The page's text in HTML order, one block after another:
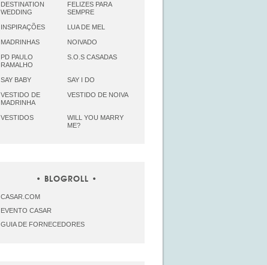
DESTINATION
WEDDING
FELIZES PARA
SEMPRE
INSPIRAÇÕES LUA DE MEL
MADRINHAS NOIVADO
PD PAULO
RAMALHO
S.O.S CASADAS
SAY BABY SAY I DO
VESTIDO DE
MADRINHA
VESTIDO DE NOIVA
VESTIDOS
WILL YOU MARRY
ME?
BLOGROLL
CASAR.COM
EVENTO CASAR
GUIA DE FORNECEDORES